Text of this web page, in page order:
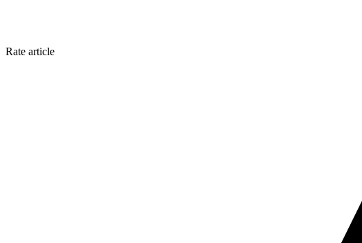
Rate article